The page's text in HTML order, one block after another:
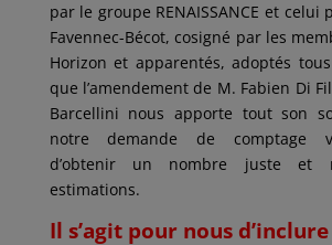
par le groupe RENAISSANCE et celui
Favennec-Bécot, cosigné par les
Horizon et apparentés, adoptés
que l’amendement de M. Fabien Di
Barcellini nous apporte tout son
notre demande de comptage
d’obtenir un nombre juste et
estimations.
Il s’agit pour nous